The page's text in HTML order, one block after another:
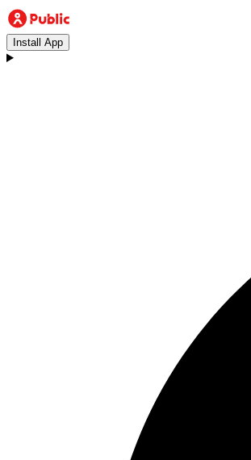
Install App